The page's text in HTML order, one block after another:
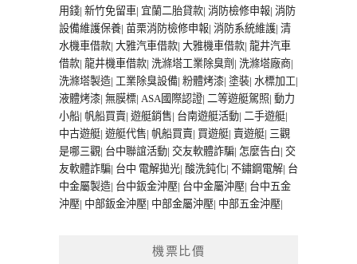
用錢| 新竹免留車| 宜蘭二胎貸款| 消防檢修申報| 消防
設備維護保養| 苗栗消防檢修申報| 消防系統維護| 清
水機車借款| 大雅汽車借款| 大雅機車借款| 龍井汽車
借款| 龍井機車借款| 洗滌塔工業除臭劑 | 洗滌塔廠商|
洗滌塔製造| 工業除臭設備| 粉體烤漆| 塗裝| 水標加工|
液體烤漆| 無膜標| ASA國際認證| 二等遊艇駕照| 動力
小船| 帆船買賣| 遊艇銷售| 台南遊艇活動| 二手遊艇|
中古遊艇| 遊艇代售| 帆船買賣| 買遊艇| 賣遊艇| 三觀
是哪三觀| 台中聯誼活動| 交友軟體詐騙| 怎麼告白| 交
友軟體詐騙| 台中 電解拋光| 酸洗鈍化| 不鏽鋼電解| 台
中金屬製造| 台中鈑金沖壓| 台中金屬沖壓| 台中五金
沖壓| 中部鈑金沖壓| 中部金屬沖壓| 中部五金沖壓|
機票比價